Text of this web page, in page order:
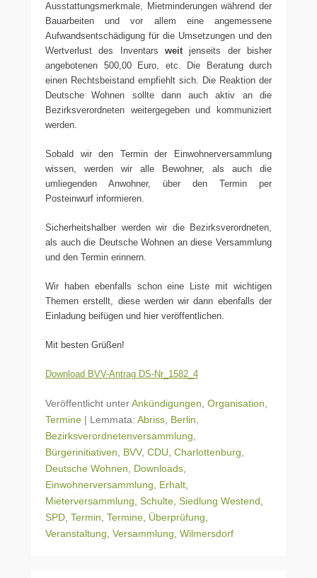
Ausstattungsmerkmale, Mietminderungen während der
Bauarbeiten und vor allem eine angemessene
Aufwandsentschädigung für die Umsetzungen und den
Wertverlust des Inventars weitjenseits der bisher
angebotenen 500,00 Euro, etc. Die Beratung durch
einen Rechtsbeistand empfiehlt sich. Die Reaktion der
Deutsche Wohnen sollte dann auch aktiv an die
Bezirksverordneten weitergegeben und kommuniziert
werden.
Sobald wir den Termin der Einwohnerversammlung
wissen, werden wir alle Bewohner, als auch die
umliegenden Anwohner, über den Termin per
Posteinwurf informieren.
Sicherheitshalber werden wir die Bezirksverordneten,
als auch die Deutsche Wohnen an diese Versammlung
und den Termin erinnern.
Wir haben ebenfalls schon eine Liste mit wichtigen
Themen erstellt, diese werden wir dann ebenfalls der
Einladung beifügen und hier veröffentlichen.
Mit besten Grüßen!
Download BVV-Antrag DS-Nr_1582_4
Veröffentlicht unterAnkündigungen Organisation
Termine | Lemmata: Abriss Berlin
Bezirksverordnetenversammlung
Bürgerinitiativen
BVV, CDU Charlottenburg
Deutsche Wohnen
Downloads
Einwohnerversammlung
Erhalt
Mieterversammlung Schulte Siedlung Westend
SPD Termin Termine Überprüfung
Veranstaltung Versammlung Wilmersdorf